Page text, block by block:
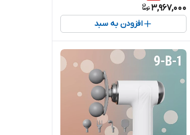
3,967,000
افزودن به سبد